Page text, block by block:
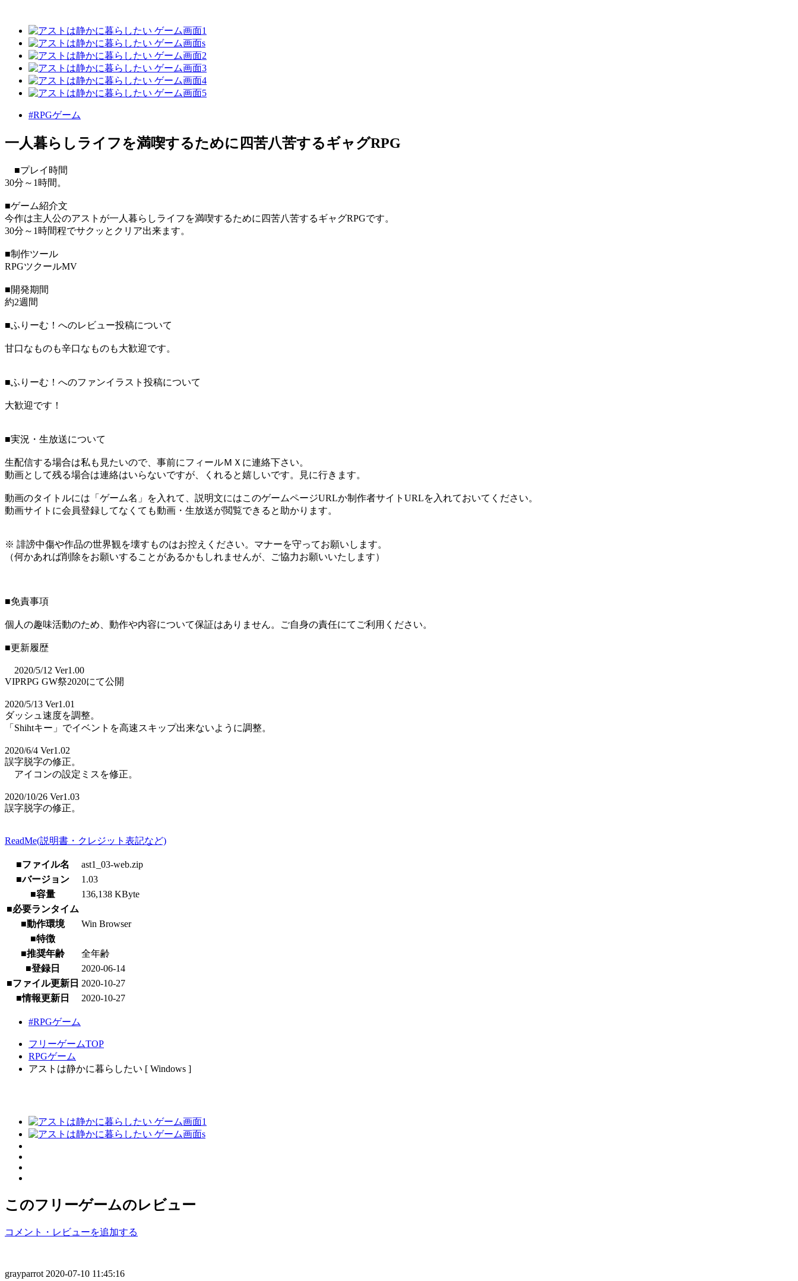
#RPGゲーム
一人暮らしライフを満喫するために四苦八苦するギャグRPG
■プレイ時間
30分～1時間。
■ゲーム紹介文
今作は主人公のアストが一人暮らしライフを満喫するために四苦八苦するギャグRPGです。
30分～1時間程でサクッとクリア出来ます。
■制作ツール
RPGツクールMV
■開発期間
約2週間
■ふりーむ！へのレビュー投稿について
甘口なものも辛口なものも大歓迎です。
■ふりーむ！へのファンイラスト投稿について
大歓迎です！
■実況・生放送について
生配信する場合は私も見たいので、事前にフィールＭＸに連絡下さい。
動画として残る場合は連絡はいらないですが、くれると嬉しいです。見に行きます。
動画のタイトルには「ゲーム名」を入れて、説明文にはこのゲームページURLか制作者サイトURLを入れておいてください。
動画サイトに会員登録してなくても動画・生放送が閲覧できると助かります。
※ 誹謗中傷や作品の世界観を壊すものはお控えください。マナーを守ってお願いします。
（何かあれば削除をお願いすることがあるかもしれませんが、ご協力お願いいたします）
■免責事項
個人の趣味活動のため、動作や内容について保証はありません。ご自身の責任にてご利用ください。
■更新履歴
2020/5/12 Ver1.00
VIPRPG GW祭2020にて公開
2020/5/13 Ver1.01
ダッシュ速度を調整。
「Shihtキー」でイベントを高速スキップ出来ないように調整。
2020/6/4 Ver1.02
誤字脱字の修正。
アイコンの設定ミスを修正。
2020/10/26 Ver1.03
誤字脱字の修正。
ReadMe(説明書・クレジット表記など)
■ファイル名
ast1_03-web.zip
■バージョン
1.03
■容量
136,138 KByte
■必要ランタイム
■動作環境
Win Browser
■特徴
■推奨年齢
全年齢
■登録日
2020-06-14
■ファイル更新日 2020-10-27
■情報更新日
2020-10-27
#RPGゲーム
フリーゲームTOP
RPGゲーム
アストは静かに暮らしたい [ Windows ]
このフリーゲームのレビュー
コメント・レビューを追加する
grayparrot 2020-07-10 11:45:16